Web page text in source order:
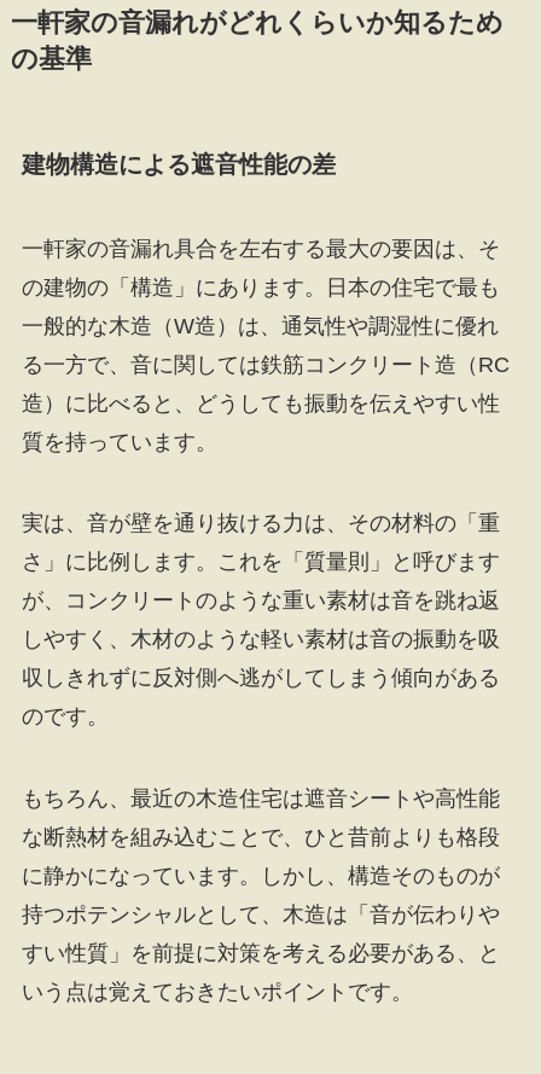
一軒家の音漏れがどれくらいか知るため
の基準
建物構造による遮音性能の差
一軒家の音漏れ具合を左右する最大の要因は、そ
の建物の「構造」にあります。日本の住宅で最も
一般的な木造（W造）は、通気性や調湿性に優れ
る一方で、音に関しては鉄筋コンクリート造（RC
造）に比べると、どうしても振動を伝えやすい性
質を持っています。
実は、音が壁を通り抜ける力は、その材料の「重
さ」に比例します。これを「質量則」と呼びます
が、コンクリートのような重い素材は音を跳ね返
しやすく、木材のような軽い素材は音の振動を吸
収しきれずに反対側へ逃がしてしまう傾向がある
のです。
もちろん、最近の木造住宅は遮音シートや高性能
な断熱材を組み込むことで、ひと昔前よりも格段
に静かになっています。しかし、構造そのものが
持つポテンシャルとして、木造は「音が伝わりや
すい性質」を前提に対策を考える必要がある、と
いう点は覚えておきたいポイントです。